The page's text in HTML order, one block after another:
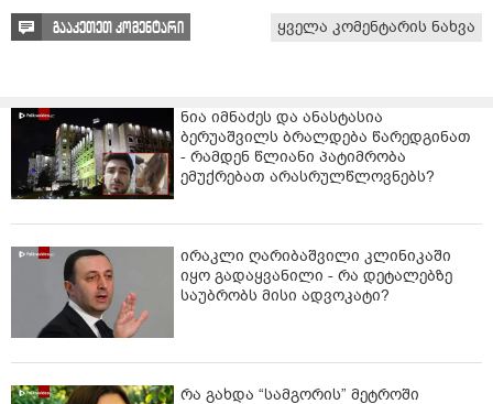
გააკეთეთ კომენტარი ყველა კომენტარის ნახვა
ნია იმნაძეს და ანასტასია
ბერუაშვილს ბრალდება წარედგინათ
- რამდენ წლიანი პატიმრობა
ემუქრებათ არასრულწლოვნებს?
ირაკლი ღარიბაშვილი კლინიკაში
იყო გადაყვანილი - რა დეტალებზე
საუბრობს მისი ადვოკატი?
რა გახდა “სამგორის” მეტროში